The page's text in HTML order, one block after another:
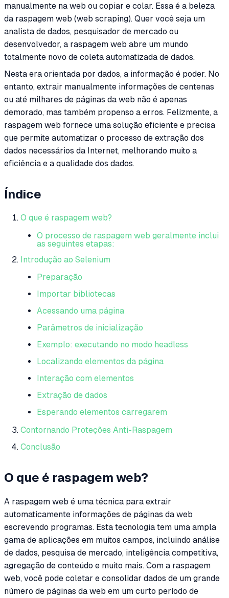
manualmente na web ou copiar e colar. Essa é a beleza
da raspagem web (web scraping). Quer você seja um
analista de dados, pesquisador de mercado ou
desenvolvedor, a raspagem web abre um mundo
totalmente novo de coleta automatizada de dados.
Nesta era orientada por dados, a informação é poder. No
entanto, extrair manualmente informações de centenas
ou até milhares de páginas da web não é apenas
demorado, mas também propenso a erros. Felizmente, a
raspagem web fornece uma solução eficiente e precisa
que permite automatizar o processo de extração dos
dados necessários da Internet, melhorando muito a
eficiência e a qualidade dos dados.
Índice
O que é raspagem web?
O processo de raspagem web geralmente inclui
as seguintes etapas:
Introdução ao Selenium
Preparação
Importar bibliotecas
Acessando uma página
Parâmetros de inicialização
Exemplo: executando no modo headless
Localizando elementos da página
Interação com elementos
Extração de dados
Esperando elementos carregarem
Contornando Proteções Anti-Raspagem
Conclusão
O que é raspagem web?
A raspagem web é uma técnica para extrair
automaticamente informações de páginas da web
escrevendo programas. Esta tecnologia tem uma ampla
gama de aplicações em muitos campos, incluindo análise
de dados, pesquisa de mercado, inteligência competitiva,
agregação de conteúdo e muito mais. Com a raspagem
web, você pode coletar e consolidar dados de um grande
número de páginas da web em um curto período de